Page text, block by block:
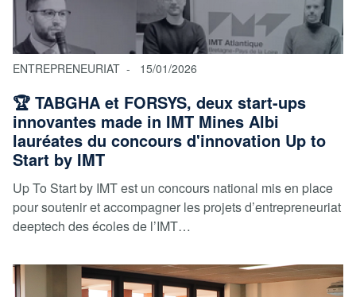
ENTREPRENEURIAT 15/01/2026
🏆 TABGHA et FORSYS, deux start-ups
innovantes made in IMT Mines Albi
lauréates du concours d'innovation Up to
Start by IMT
Up To Start by IMT est un concours national mis en place
pour soutenir et accompagner les projets d’entrepreneuriat
deeptech des écoles de l’IMT…